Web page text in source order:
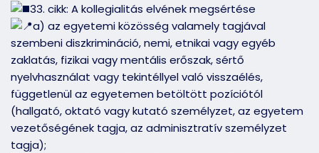
33. cikk: A kollegialitás elvének megsértése
a) az egyetemi közösség valamely tagjával
szembeni diszkrimináció, nemi, etnikai vagy egyéb
zaklatás, fizikai vagy mentális erőszak, sértő
nyelvhasználat vagy tekintéllyel való visszaélés,
függetlenül az egyetemen betöltött pozíciótól
(hallgató, oktató vagy kutató személyzet, az egyetem
vezetőségének tagja, az adminisztratív személyzet
tagja);